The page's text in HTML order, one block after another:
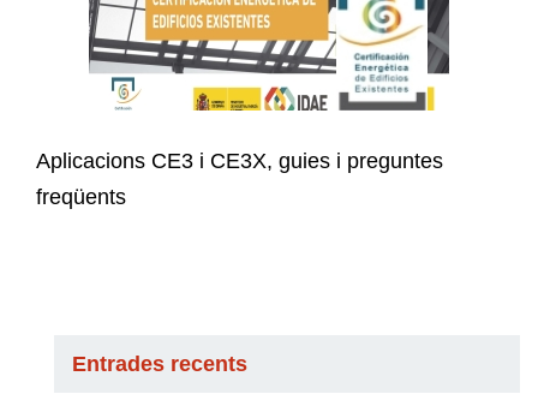
Aplicacions CE3 i CE3X, guies i preguntes
freqüents
Entrades recents